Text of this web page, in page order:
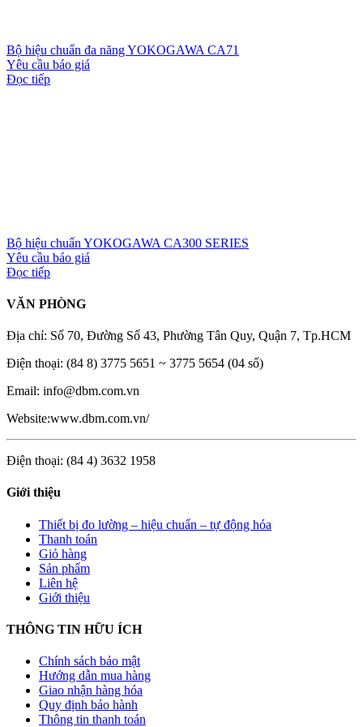
Bộ hiệu chuẩn đa năng YOKOGAWA CA71
Yêu cầu báo giá
Đọc tiếp
Bộ hiệu chuẩn YOKOGAWA CA300 SERIES
Yêu cầu báo giá
Đọc tiếp
VĂN PHÒNG
Địa chỉ: Số 70, Đường Số 43, Phường Tân Quy, Quận 7, Tp.HCM
Điện thoại: (84 8) 3775 5651 ~ 3775 5654 (04 số)
Email: info@dbm.com.vn
Website:www.dbm.com.vn/
Điện thoại: (84 4) 3632 1958
Giới thiệu
Thiết bị đo lường – hiệu chuẩn – tự động hóa
Thanh toán
Giỏ hàng
Sản phẩm
Liên hệ
Giới thiệu
THÔNG TIN HỮU ÍCH
Chính sách bảo mật
Hướng dẫn mua hàng
Giao nhận hàng hóa
Quy định bảo hành
Thông tin thanh toán